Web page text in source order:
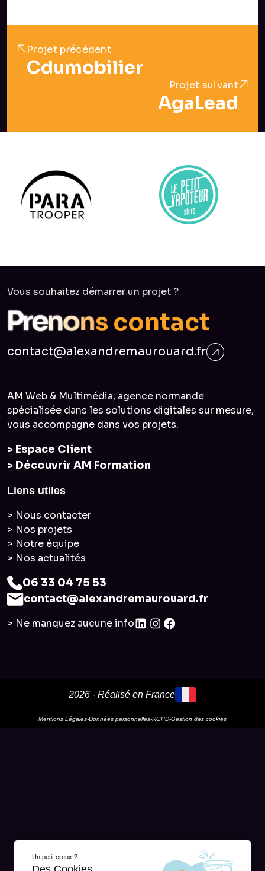
Projet précédent
Cdumobilier
Projet suivant
AgaLead
Vous souhaitez démarrer un projet ?
Prenons contact
contact@alexandremaurouard.fr
AM Web & Multimédia, agence normande
spécialisée dans les solutions digitales sur mesure,
vous accompagne dans vos projets.
> Espace Client
> Découvrir AM Formation
Liens utiles
> Nous contacter
> Nos projets
> Notre équipe
> Nos actualités
06 33 04 75 53
contact@alexandremaurouard.fr
> Ne manquez aucune info
2026 - Réalisé en France
Mentions Légales-Données personnelles-RGPD-Gestion des cookies
Un petit creux ?